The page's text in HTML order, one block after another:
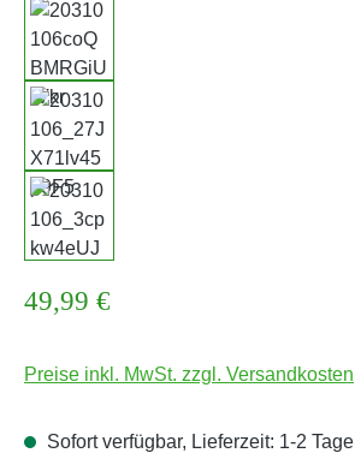
Regulärer Preis:
49,99 €
Preise inkl. MwSt. zzgl. Versandkosten
Sofort verfügbar, Lieferzeit: 1-2 Tage